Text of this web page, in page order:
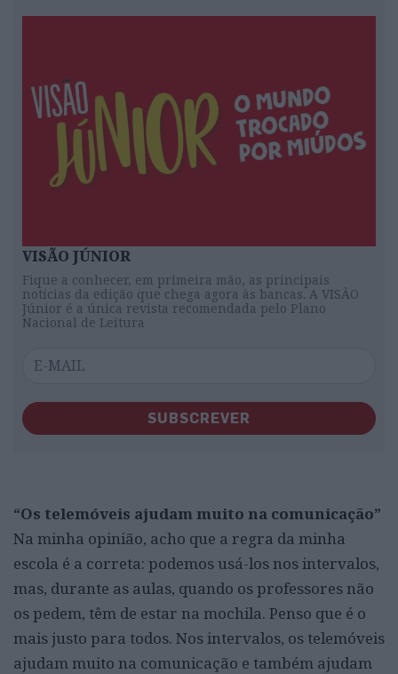
VISÃO JÚNIOR
Fique a conhecer, em primeira mão, as principais
notícias da edição que chega agora às bancas. A VISÃO
Júnior é a única revista recomendada pelo Plano
Nacional de Leitura
SUBSCREVER
“Os telemóveis ajudam muito na comunicação”
Na minha opinião, acho que a regra da minha
escola é a correta: podemos usá-los nos intervalos,
mas, durante as aulas, quando os professores não
os pedem, têm de estar na mochila. Penso que é o
mais justo para todos. Nos intervalos, os telemóveis
ajudam muito na comunicação e também ajudam